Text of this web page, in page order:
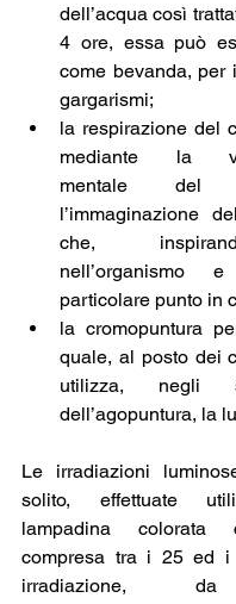
dell’acqua così
4 ore, essa può
come bevanda, per
gargarismi;
la respirazione del
mediante la
mentale
l’immaginazione
che,
nell’organismo
particolare punto in
la cromopuntura
quale, al posto dei
utilizza, negli
dell’agopuntura, la
Le irradiazioni
solito, effettuate
lampadina colorata
compresa tra i 25 ed i
irradiazione,